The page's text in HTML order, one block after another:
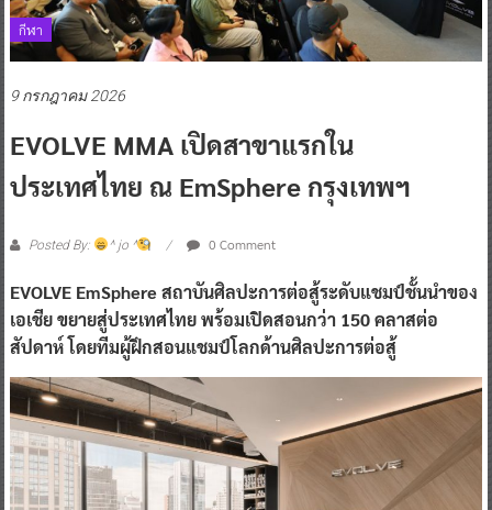
กีฬา
9 กรกฎาคม 2026
EVOLVE MMA เปิดสาขาแรกใน
ประเทศไทย ณ EmSphere กรุงเทพฯ
Posted By: ^ jo ^ 0 Comment
EVOLVE EmSphere สถาบันศิลปะการต่อสู้ระดับแชมป์ชั้นนำของ
เอเชีย ขยายสู่ประเทศไทย พร้อมเปิดสอนกว่า 150 คลาสต่อ
สัปดาห์ โดยทีมผู้ฝึกสอนแชมป์โลกด้านศิลปะการต่อสู้